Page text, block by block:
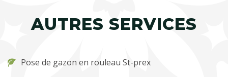
AUTRES SERVICES
Pose de gazon en rouleau St-prex